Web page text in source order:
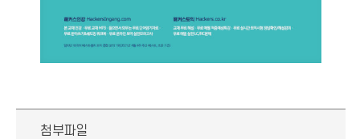
첨부파일